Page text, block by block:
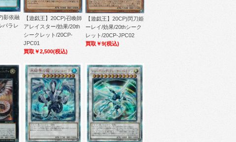
影依融
パラレ
【遊戯王】20CP)召喚師
アレイスター/効果/20th
シークレット/20CP-
JPC01
買取￥2,500(税込)
【遊戯王】20CP)閃刀姫
ーレイ/効果/20thシーク
レット/20CP-JPC02
買取￥9(税込)